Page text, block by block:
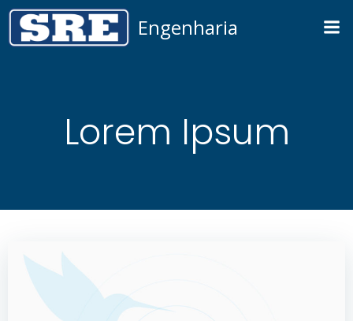
para
Engenharia
Lorem Ipsum